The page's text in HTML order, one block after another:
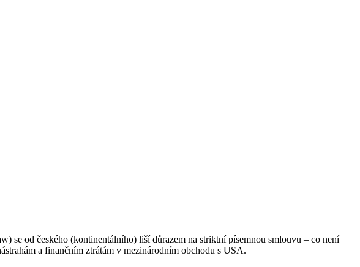
se od českého (kontinentálního) liší důrazem na striktní písemnou smlouvu – co není
a finančním ztrátám v mezinárodním obchodu s USA.